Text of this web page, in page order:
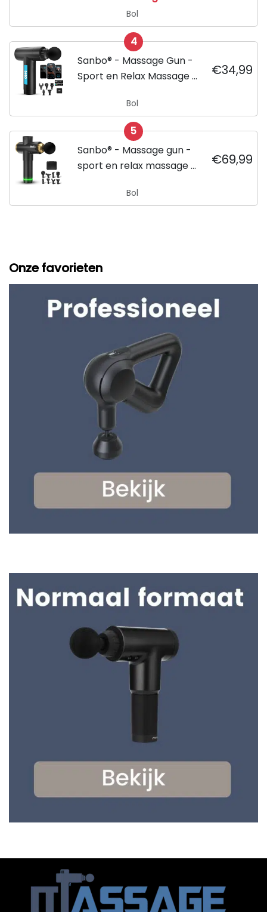
en Beweging -
Vaderdagcadeau
Bol
4
Sanbo® - Massage Gun -
Sport en Relax Massage -
€34,99
Bol
5
Sanbo® - Massage gun -
sport en relax massage -
Koffer - inclusief APP
€69,99
Bol
Onze favorieten